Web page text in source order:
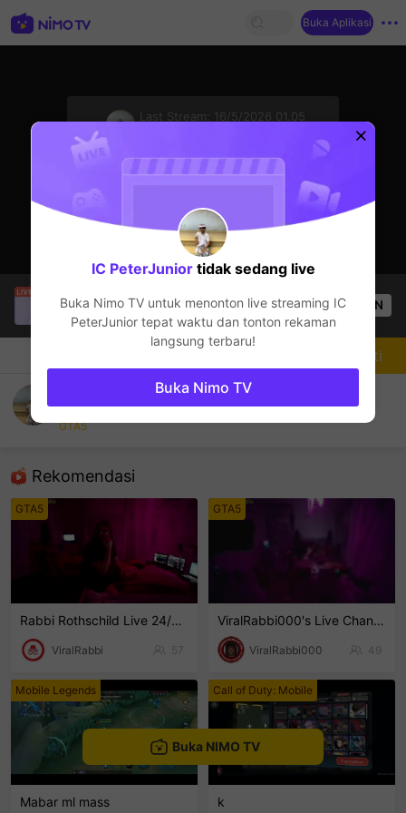
Buka Aplikasi
Last Stream:
16/5/2026 01.05
ViralRabbi
sedang siaran langsung!
GTA5
57 Penonton OPEN
IC PeterJunior's Live Channel
IC PeterJunior
GTA5
Rekomendasi
GTA5
Rabbi Rothschild Live 24/7/365
ViralRabbi 57
GTA5
ViralRabbi000's Live Channel
ViralRabbi000 49
Mobile Legends
Mabar ml mass
Call of Duty: Mobile
k
Mengikuti
Buka NIMO TV
IC PeterJuniortidak sedang live
Buka Nimo TV untuk menonton live streaming IC
PeterJuniortepat waktu dan tonton rekaman
langsung terbaru!
Buka Nimo TV